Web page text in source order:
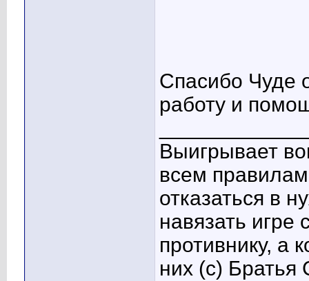
Спасибо Чуде
работу и
Выигрывает
всем
отказаться в
навязать игре
противнику, а
них (с) Братья